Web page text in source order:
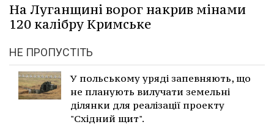
На Луганщині ворог накрив мінами
120 калібру Кримське
НЕ ПРОПУСТІТЬ
У польському уряді запевняють, що
не планують вилучати земельні
ділянки для реалізації проекту
"Східний щит".